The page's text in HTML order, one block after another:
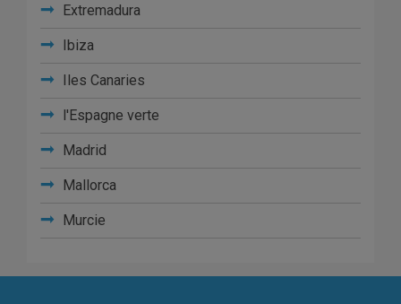
Extremadura
Ibiza
Iles Canaries
l'Espagne verte
Madrid
Mallorca
Murcie